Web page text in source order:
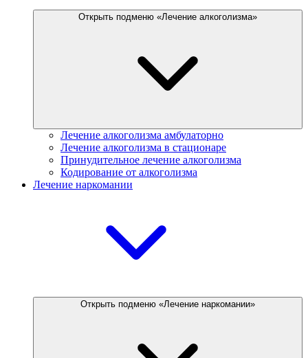
Открыть подменю «Лечение алкоголизма»
Лечение алкоголизма амбулаторно
Лечение алкоголизма в стационаре
Принудительное лечение алкоголизма
Кодирование от алкоголизма
Лечение наркомании
Открыть подменю «Лечение наркомании»